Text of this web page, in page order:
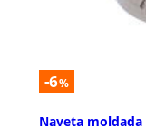
-6%
Naveta moldada